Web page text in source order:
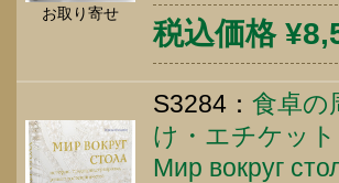
お取り寄せ
税込価格
S3284： 食卓の
け・エチケッ
Мир вокруг